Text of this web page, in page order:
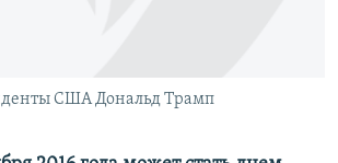
США Дональд Трамп